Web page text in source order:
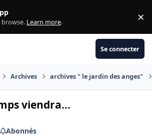
Learn more. ×
Se connecter
Archives archives " le jardin des anges"
viendra...
Abonnés